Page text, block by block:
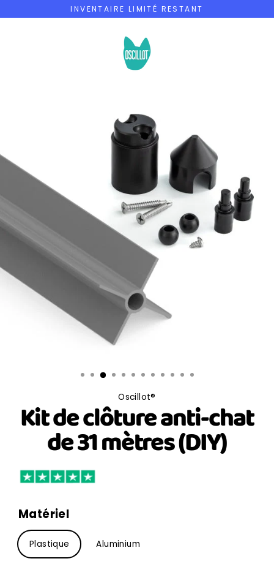
au
INVENTAIRE LIMITÉ RESTANT
Oscillot®
Kit de clôture anti-chat
de 31 mètres (DIY)
Matériel
Plastique Aluminium